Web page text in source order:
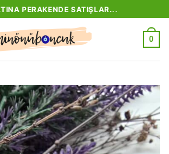
PERAKENDE SATIŞLAR...
0